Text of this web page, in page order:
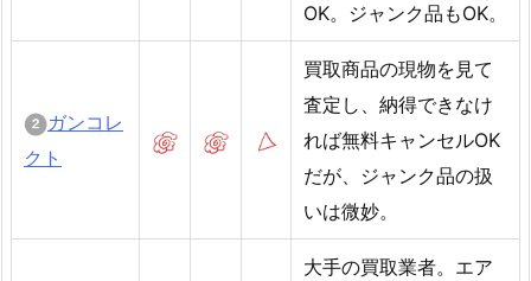
OK。ジャンク品もOK。
ガンコレ
クト
買取商品の現物を見て
査定し、納得できなけ
れば無料キャンセルOK
だが、ジャンク品の扱
いは微妙。
大手の買取業者。エア